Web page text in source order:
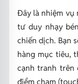
Đây là nhiệm vụ
tư duy nhạy
chiến dịch. Bạn
hàng mục tiêu,
cạnh tranh trên
điểm chạm